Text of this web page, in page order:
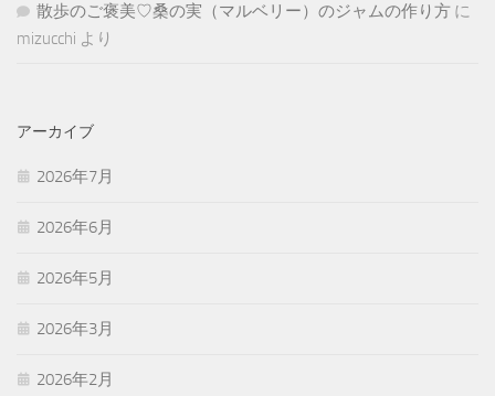
散歩のご褒美♡桑の実（マルベリー）のジャムの作り方 に
mizucchi より
アーカイブ
2026年7月
2026年6月
2026年5月
2026年3月
2026年2月